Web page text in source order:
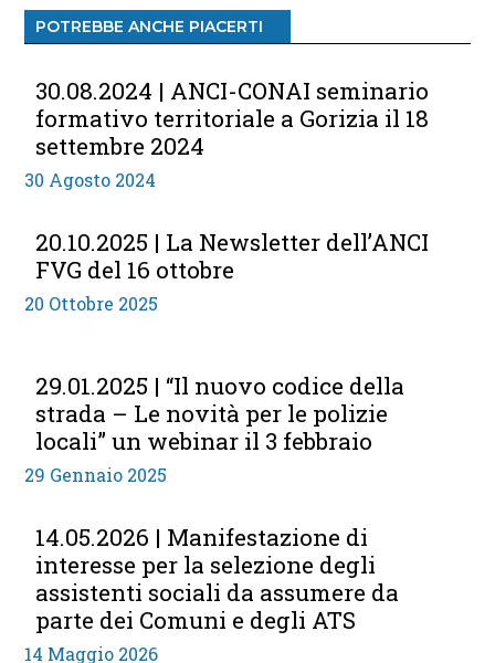
POTREBBE ANCHE PIACERTI
30.08.2024 | ANCI-CONAI seminario
formativo territoriale a Gorizia il 18
settembre 2024
30 Agosto 2024
20.10.2025 | La Newsletter dell’ANCI
FVG del 16 ottobre
20 Ottobre 2025
29.01.2025 | “Il nuovo codice della
strada – Le novità per le polizie
locali” un webinar il 3 febbraio
29 Gennaio 2025
14.05.2026 | Manifestazione di
interesse per la selezione degli
assistenti sociali da assumere da
parte dei Comuni e degli ATS
14 Maggio 2026